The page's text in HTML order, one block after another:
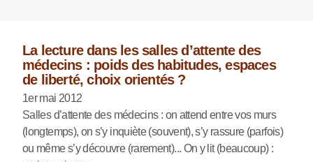
La lecture dans les salles d’attente des
médecins : poids des habitudes, espaces
de liberté, choix orientés ?
1er mai 2012
Salles d’attente des médecins : on attend entre vos murs
(longtemps), on s’y inquiète (souvent), s’y rassure (parfois)
ou même s’y découvre (rarement)... On y lit (beaucoup) :